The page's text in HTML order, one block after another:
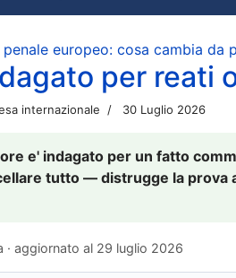
europeo: cosa cambia da
per reati
internazionale 30 Luglio 2026
e' indagato per un fatto
tutto — distrugge la prova
aggiornato al 29 luglio 2026